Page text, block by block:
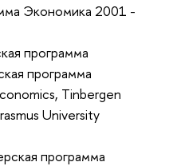
Экономика 2001 -
программа
программа
Tinbergen
University
программа